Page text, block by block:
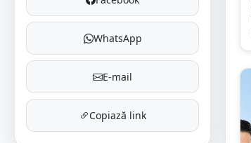
WhatsApp
E-mail
Copiază link